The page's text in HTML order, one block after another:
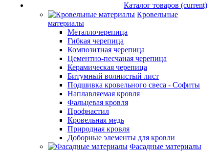
Каталог товаров (current)
Кровельные
материалы
Металлочерепица
Гибкая черепица
Композитная черепица
Цементно-песчаная черепица
Керамическая черепица
Битумный волнистый лист
Подшивка кровельного свеса - Софиты
Наплавляемая кровля
Фальцевая кровля
Профнастил
Кровельная медь
Природная кровля
Доборные элементы для кровли
Фасадные материалы